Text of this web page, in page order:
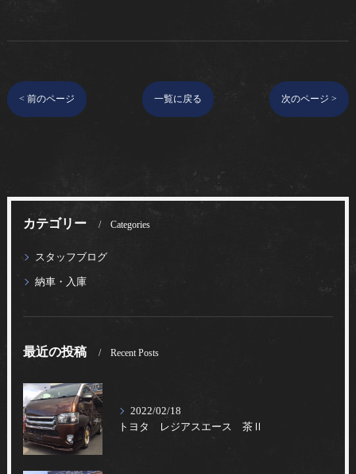
< 前のページ 一覧に戻る 次のページ >
カテゴリー Categories
スタッフブログ
納車・入庫
最近の投稿 Recent Posts
2022/02/18
トヨタ レジアスエース 茶Ⅱ